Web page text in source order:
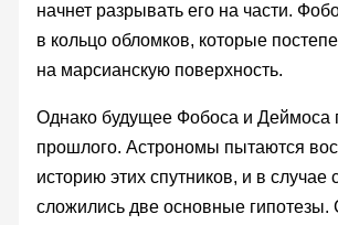
начнет разрывать его на части.
в кольцо обломков, которые
на марсианскую поверхность.
Однако будущее Фобоса и Деймоса
прошлого. Астрономы пытаются
историю этих спутников, и в случае
сложились две основные гипотезы.